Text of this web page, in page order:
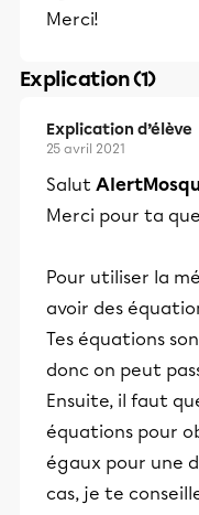
Merci!
Explication (1)
Explication d’élève
25 avril 2021
Salut
Merci pour ta
Pour utiliser la
avoir des
Tes équations
donc on peut
Ensuite, il faut
équations pour
égaux pour une
cas, je te